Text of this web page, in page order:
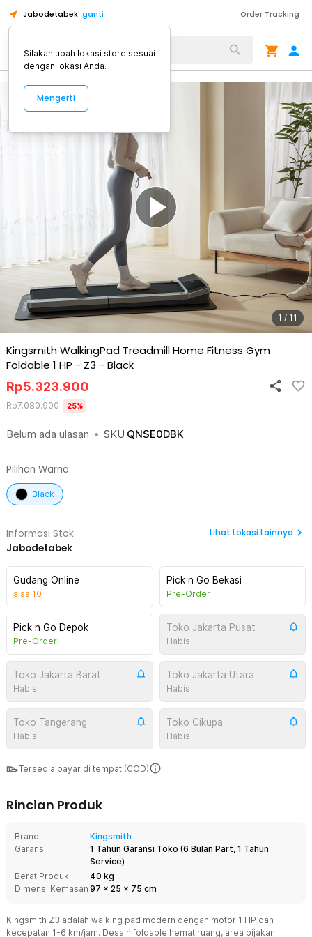
Jabodetabek ganti Order Tracking
Alat Kopi
1 / 11
Kingsmith WalkingPad Treadmill Home Fitness Gym
Foldable 1 HP - Z3 - Black
Belum ada ulasan • SKU QNSE0DBK
Rp5.323.900
Rp7.080.900 25%
Pilihan Warna:
Black
Informasi Stok:
Jabodetabek
Lihat Lokasi Lainnya
Gudang Online
sisa 10
Pick n Go Bekasi
Pre-Order
Pick n Go Depok
Pre-Order
Toko Jakarta Pusat
Habis
Toko Jakarta Barat
Habis
Toko Jakarta Utara
Habis
Toko Tangerang
Habis
Toko Cikupa
Habis
Tersedia bayar di tempat (COD)
Rincian Produk
Brand
Kingsmith
Garansi
1 Tahun Garansi Toko (6 Bulan Part, 1 Tahun
Service)
Berat Produk
40 kg
Dimensi Kemasan 97 x 25 x 75 cm
Kingsmith Z3 adalah walking pad modern dengan motor 1 HP dan
kecepatan 1-6 km/jam. Desain foldable hemat ruang, area pijakan
Silakan ubah lokasi store sesuai
dengan lokasi Anda.
Mengerti